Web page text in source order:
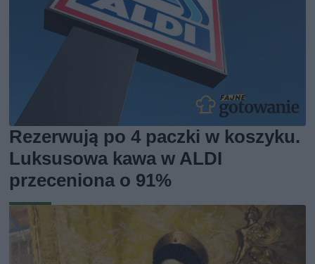
Rezerwują po 4 paczki w koszyku.
Luksusowa kawa w ALDI
przeceniona o 91%